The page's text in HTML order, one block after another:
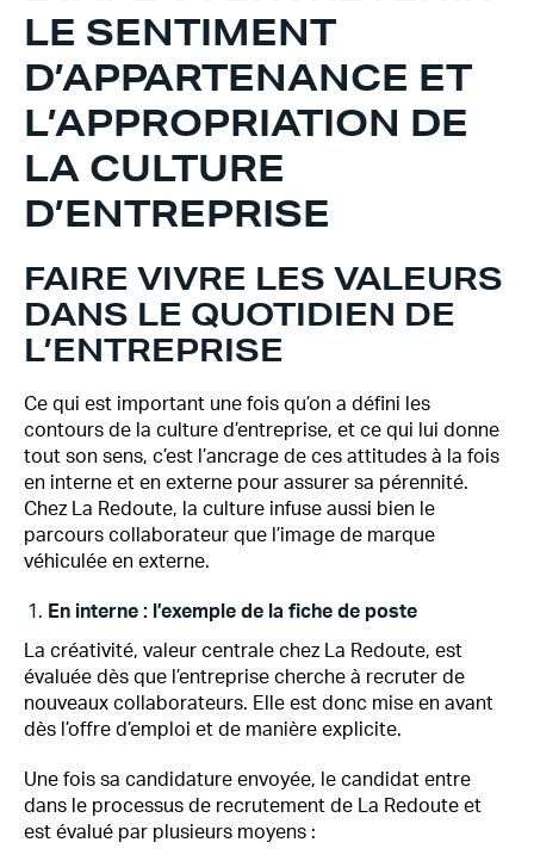
LE SENTIMENT
D’APPARTENANCE ET
L’APPROPRIATION DE
LA CULTURE
D’ENTREPRISE
FAIRE VIVRE LES VALEURS
DANS LE QUOTIDIEN DE
L’ENTREPRISE
Ce qui est important une fois qu’on a défini les
contours de la culture d’entreprise, et ce qui lui donne
tout son sens, c’est l’ancrage de ces attitudes à la fois
en interne et en externe pour assurer sa pérennité.
Chez La Redoute, la culture infuse aussi bien le
parcours collaborateur que l’image de marque
véhiculée en externe.
En interne : l’exemple de la fiche de poste
La créativité, valeur centrale chez La Redoute, est
évaluée dès que l’entreprise cherche à recruter de
nouveaux collaborateurs. Elle est donc mise en avant
dès l’offre d’emploi et de manière explicite.
Une fois sa candidature envoyée, le candidat entre
dans le processus de recrutement de La Redoute et
est évalué par plusieurs moyens :